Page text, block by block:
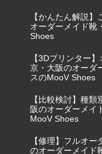
【かんたん解説
オーダーメイド靴
Shoes
【3Dプリンター
京・大阪のオーダ
スのMooV Shoes
【比較検討】種
阪のオーダーメイ
MooV Shoes
【修理】フルオ
のオーダーメイド